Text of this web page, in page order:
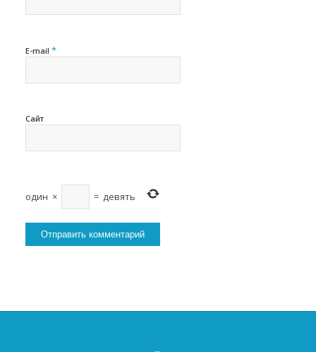
E-mail *
Сайт
один × = девять